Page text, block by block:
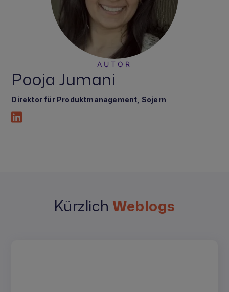
AUTOR
Pooja Jumani
Direktor für Produktmanagement , Sojern
Kürzlich Weblogs